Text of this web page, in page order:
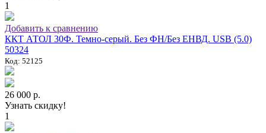
1
Добавить к сравнению
ККТ АТОЛ 30Ф. Темно-серый. Без ФН/Без ЕНВД. USB (5.0)
50324
Код: 52125
26 000 р.
Узнать скидку!
1